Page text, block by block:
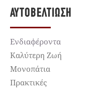
ΑΥΤΟΒΕΛΤΊΩΣΗ
Ενδιαφέροντα
Καλύτερη Ζωή
Μονοπάτια
Πρακτικές